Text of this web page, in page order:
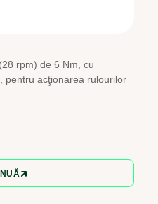
rpm) de 6 Nm, cu
pentru acţionarea rulourilor